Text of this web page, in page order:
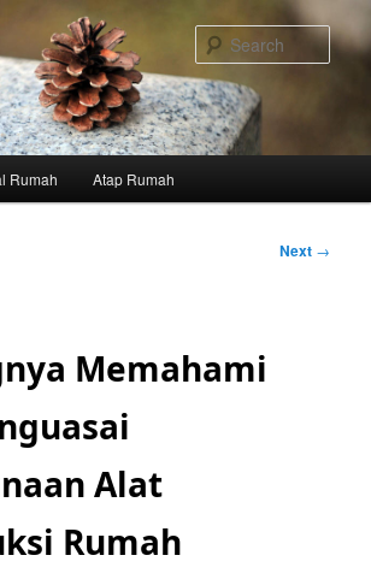
Rumah Atap Rumah
Next →
Memahami
Alat
Rumah